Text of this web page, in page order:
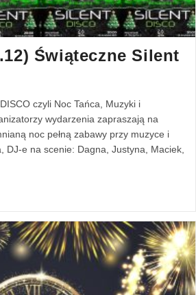
Świąteczne Silent
czyli Noc Tańca, Muzyki i
wydarzenia zapraszają na
noc pełną zabawy przy muzyce i
DJ-e na scenie: Dagna, Justyna, Maciek,